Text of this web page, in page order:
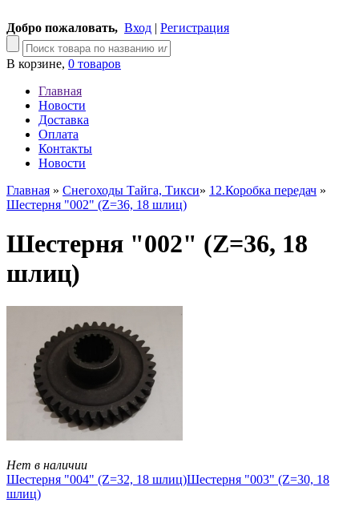
Добро пожаловать, Вход | Регистрация
В корзине, 0 товаров
Главная
Новости
Доставка
Оплата
Контакты
Новости
Главная » Снегоходы Тайга, Тикси» 12.Коробка передач »
Шестерня "002" (Z=36, 18 шлиц)
Шестерня "002" (Z=36, 18
шлиц)
Нет в наличии
Шестерня "004" (Z=32, 18 шлиц)Шестерня "003" (Z=30, 18
шлиц)